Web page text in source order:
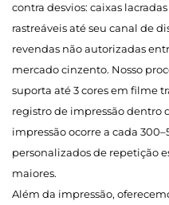
contra desvios: caixas
rastreáveis até seu canal de
revendas não autorizadas
mercado cinzento. Nosso
suporta até 3 cores em filme
registro de impressão dentro
impressão ocorre a cada
personalizados de repetição
maiores.
Além da impressão,